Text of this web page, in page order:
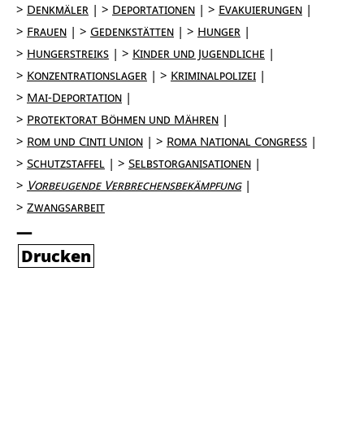
Denkmäler
Deportationen
Evakuierungen
Frauen
Gedenkstätten
Hunger
Hungerstreiks
Kinder und Jugendliche
Konzentrationslager
Kriminalpolizei
Mai-Deportation
Protektorat Böhmen und Mähren
Rom und Cinti Union
Roma National Congress
Schutzstaffel
Selbstorganisationen
Vorbeugende Verbrechensbekämpfung
Zwangsarbeit
Drucken